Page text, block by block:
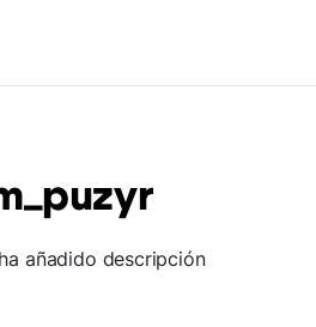
añadido descripción